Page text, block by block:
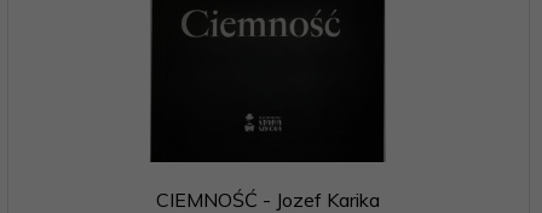
CIEMNOŚĆ - Jozef Karika